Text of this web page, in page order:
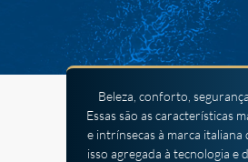
Beleza, conforto,
Essas são as características
e intrínsecas à marca
isso agregada à tecnologia e